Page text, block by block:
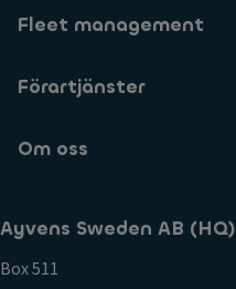
Fleet management
Förartjänster
Om oss
Ayvens Sweden AB (HQ)
Box 511